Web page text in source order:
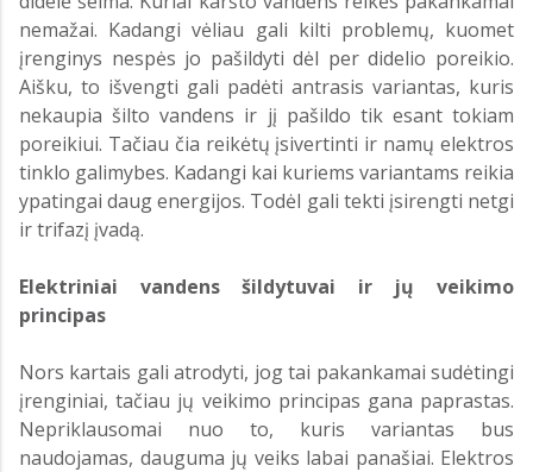
nemažai. Kadangi vėliau gali kilti problemų, kuomet
įrenginys nespės jo pašildyti dėl per didelio poreikio.
Aišku, to išvengti gali padėti antrasis variantas, kuris
nekaupia šilto vandens ir jį pašildo tik esant tokiam
poreikiui. Tačiau čia reikėtų įsivertinti ir namų elektros
tinklo galimybes. Kadangi kai kuriems variantams reikia
ypatingai daug energijos. Todėl gali tekti įsirengti netgi
ir trifazį įvadą.
Elektriniai vandens šildytuvai ir jų veikimo
principas
Nors kartais gali atrodyti, jog tai pakankamai sudėtingi
įrenginiai, tačiau jų veikimo principas gana paprastas.
Nepriklausomai nuo to, kuris variantas bus
naudojamas, dauguma jų veiks labai panašiai. Elektros